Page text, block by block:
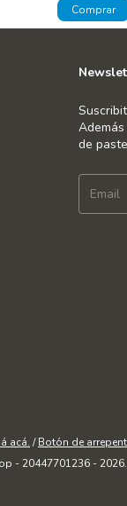
de
acá. / Botón de
- 20447701236 -